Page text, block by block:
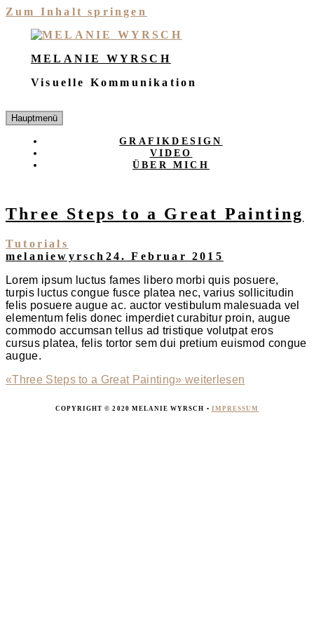
Zum Inhalt springen
MELANIE WYRSCH
Visuelle Kommunikation
Hauptmenü
GRAFIKDESIGN
VIDEO
ÜBER MICH
Three Steps to a Great Painting
Tutorials
melaniewyrsch 24. Februar 2015
Lorem ipsum luctus fames libero morbi quis posuere,
turpis luctus congue fusce platea nec, varius sollicitudin
felis posuere augue ac. auctor vestibulum malesuada vel
elementum felis donec imperdiet curabitur proin, augue
commodo accumsan tellus ad tristique volutpat eros
cursus platea, felis tortor sem dui pretium euismod congue
augue.
«Three Steps to a Great Painting» weiterlesen
COPYRIGHT © 2020 MELANIE WYRSCH • IMPRESSUM